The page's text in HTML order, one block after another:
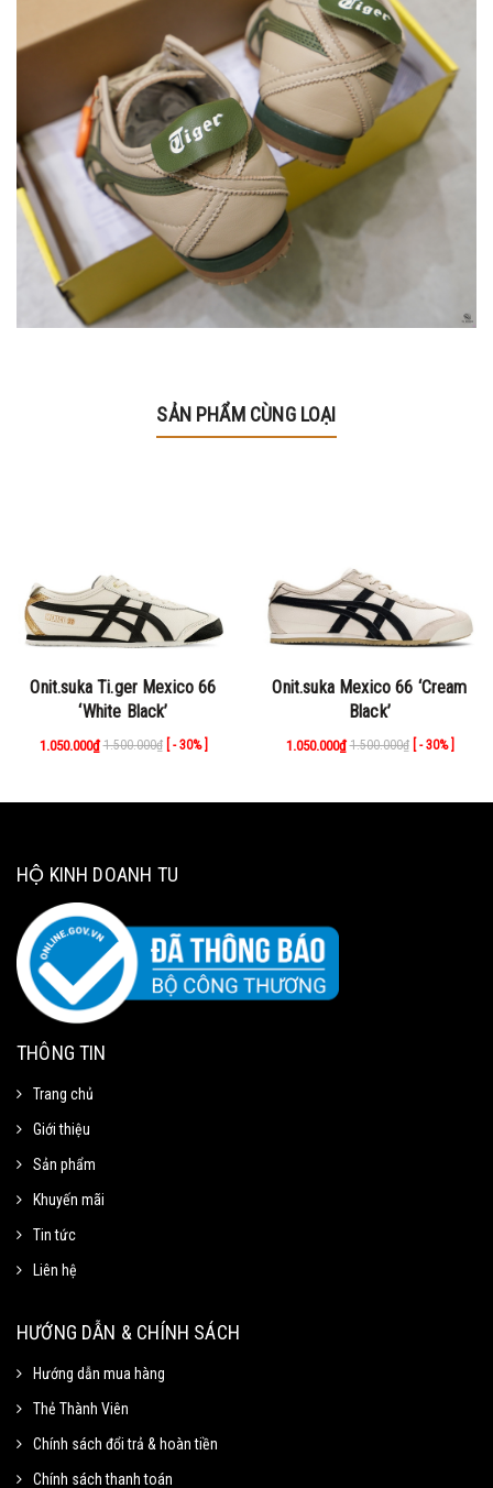
SẢN PHẨM CÙNG LOẠI
Onit.suka Ti.ger Mexico 66
‘White Black’
1.050.000₫ 1.500.000₫ [ - 30% ]
Onit.suka Mexico 66 ‘Cream
Black’
1.050.000₫ 1.500.000₫ [ - 30% ]
HỘ KINH DOANH TU
THÔNG TIN
Trang chủ
Giới thiệu
Sản phẩm
Khuyến mãi
Tin tức
Liên hệ
HƯỚNG DẪN & CHÍNH SÁCH
Hướng dẫn mua hàng
Thẻ Thành Viên
Chính sách đổi trả & hoàn tiền
Chính sách thanh toán
Mã Giảm Giá
trang thanh toán.
250k.